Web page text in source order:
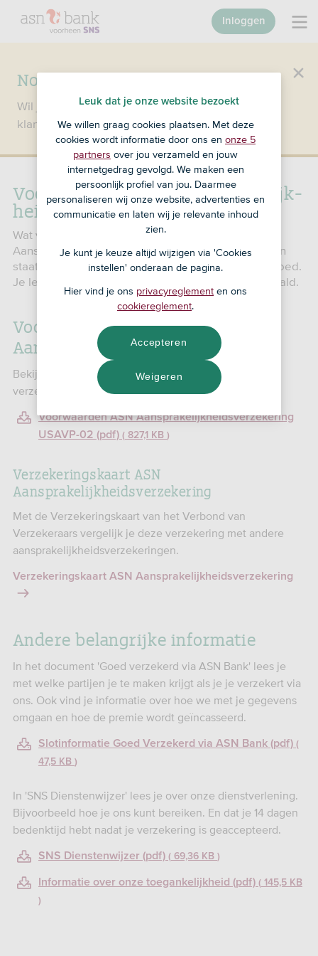
Nog geen klant bij SNS?
Wil je een product openen en ben je nog geen
klant bij SNS?Ga dan naar ASN Bank .
Inloggen
Voorwaarden ASN Aan­spra­ke­lijk­
heids­verze­ke­ring
Wat verzeker je met de ASN
Aansprakelijkheidsverzekering? In de voorwaarden
staat precies welke schade wel en niet wordt vergoed.
Je leest er ook hoe het schadebedrag wordt bepaald.
Voorwaarden ASN
Aansprakelijkheidsverzekering
Bekijk de voorwaarden en de dekking van deze
verzekering.
Voorwaarden ASN Aansprakelijkheidsverzekering
USAVP-02 (pdf)
827,1 KB
Verzekeringskaart ASN
Aansprakelijkheidsverzekering
Met de Verzekeringskaart van het Verbond van
Verzekeraars vergelijk je deze verzekering met andere
aansprakelijkheidsverzekeringen.
Verzekeringskaart ASN Aansprakelijkheidsverzekering
Andere belangrijke informatie
In het document 'Goed verzekerd via ASN Bank' lees je
met welke partijen je te maken krijgt als je je verzekert via
ons. Ook vind je informatie over hoe we met je gegevens
omgaan en hoe de premie wordt geïncasseerd.
Slotinformatie Goed Verzekerd via ASN Bank (pdf)
47,5 KB
In 'SNS Dienstenwijzer' lees je over onze dienstverlening.
Bijvoorbeeld hoe je ons kunt bereiken. En dat je 14 dagen
bedenktijd hebt nadat je verzekering is geaccepteerd.
SNS Dienstenwijzer (pdf) 69,36 KB
Informatie over onze toegankelijkheid (pdf) 145,5 KB
Leuk dat je onze website bezoekt
We willen graag cookies plaatsen. Met deze
cookies wordt informatie door ons en onze 5
partners over jou verzameld en jouw
internetgedrag gevolgd. We maken een
persoonlijk profiel van jou. Daarmee
personaliseren wij onze website, advertenties en
communicatie en laten wij je relevante inhoud
zien.
Je kunt je keuze altijd wijzigen via 'Cookies
instellen' onderaan de pagina.
Hier vind je ons privacyreglement en ons
cookiereglement.
Weigeren
Accepteren